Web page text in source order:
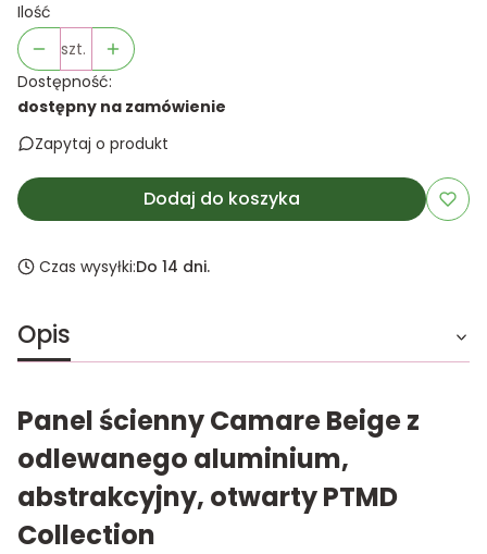
Ilość
szt.
Dostępność:
dostępny na zamówienie
Zapytaj o produkt
Dodaj do koszyka
Czas wysyłki:Do 14 dni.
Opis
Panel ścienny Camare Beige z
odlewanego aluminium,
abstrakcyjny, otwarty PTMD
Collection